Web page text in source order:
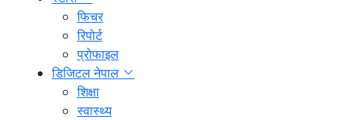
फिचर
रिपोर्ट
प्रोफाइल
डिजिटल नेपाल
शिक्षा
स्वास्थ्य